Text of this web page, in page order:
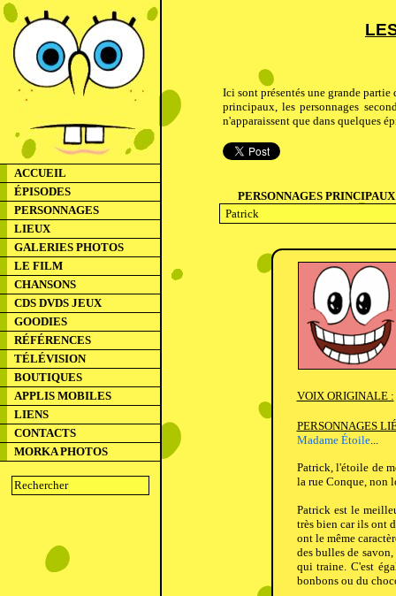
ACCUEIL
ÉPISODES
PERSONNAGES
LIEUX
GALERIES PHOTOS
LE FILM
CHANSONS
CDS DVDS JEUX
GOODIES
RÉFÉRENCES
TÉLÉVISION
BOUTIQUES
APPLIS MOBILES
LIENS
CONTACTS
MORKA PHOTOS
Ici sont présentés une grande partie
principaux, les personnages
n'apparaissent que dans quelques
PERSONNAGES PRINCIPAUX
VOIX ORIGINALE :
PERSONNAGES
Madame Étoile...
Patrick, l'étoile de
la rue Conque, non
Patrick est le
très bien car ils ont
ont le même
des bulles de
qui traine. C'est
bonbons ou du